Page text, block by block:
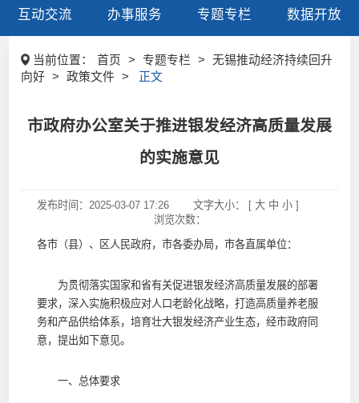
互动交流 办事服务 专题专栏 数据开放
当前位置： 首页 > 专题专栏 >
无锡推动经济持续回升
向好 > 政策文件 > 正文
市政府办公室关于推进银发经济高质量发展
的实施意见
发布时间： 2025-03-07 17:26 文字大小： [ 大 中 小]
浏览次数：
各市（县）、区人民政府，市各委办局，市各直属单位：
为贯彻落实国家和省有关促进银发经济高质量发展的部署
要求，深入实施积极应对人口老龄化战略，打造高质量养老服
务和产品供给体系，培育壮大银发经济产业生态，经市政府同
意，提出如下意见。
一、总体要求